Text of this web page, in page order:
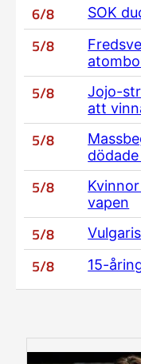
6/8 SOK
5/8
5/8
Jojo-
att
5/8
5/8
vapen
5/8
5/8 15-